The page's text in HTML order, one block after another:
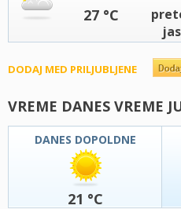
27 °C
DODAJ MED PRILJUBLJENE
VREME DANES VREME
DANES DOPOLDNE
21 °C